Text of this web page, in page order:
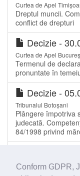
Conform GDPR,
Curtea de Apel
Dreptul muncii.
conflict de drepturi
Decizie -
Curtea de Apel
Termenul de
pronuntate în
Decizie -
Tribunalul Botoșani
Plângere împotriva
judecată.
84/1998 privind
Curtea de Apel Iași
Măsuri asigurătorii